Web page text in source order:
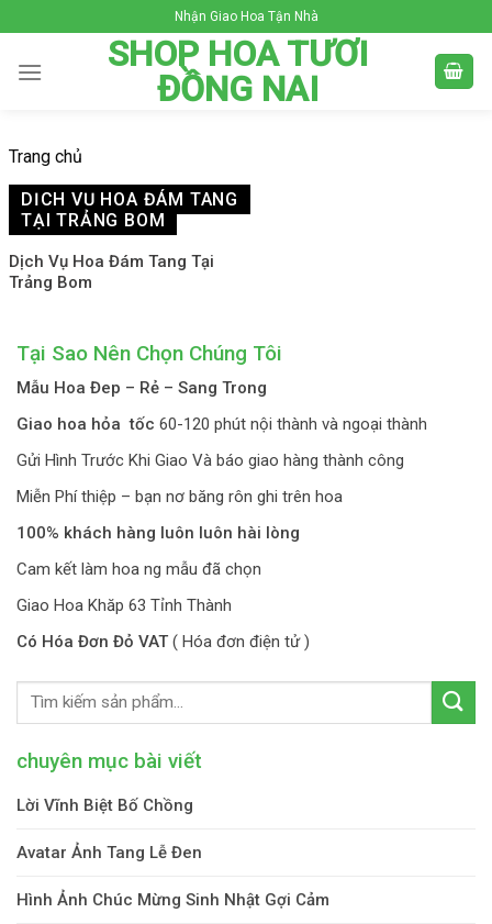
to
content
Nhận Giao Hoa Tận Nhà
SHOP HOA TƯƠI
ĐỒNG NAI
Trang chủ
DỊCH VỤ HOA ĐÁM TANG
TẠI TRẢNG BOM
Dịch Vụ Hoa Đám Tang Tại
Trảng Bom
Tại Sao Nên Chọn Chúng Tôi
Mẫu Hoa Đep – Rẻ – Sang Trong
Giao hoa hỏa tốc 60-120 phút nội thành và ngoại thành
Gửi Hình Trước Khi Giao Và báo giao hàng thành công
Miễn Phí thiệp – bạn nơ băng rôn ghi trên hoa
100% khách hàng luôn luôn hài lòng
Cam kết làm hoa ng mẫu đã chọn
Giao Hoa Khăp 63 Tỉnh Thành
Có Hóa Đơn Đỏ VAT ( Hóa đơn điện tử )
chuyên mục bài viết
Lời Vĩnh Biệt Bố Chồng
Avatar Ảnh Tang Lễ Đen
Hình Ảnh Chúc Mừng Sinh Nhật Gợi Cảm